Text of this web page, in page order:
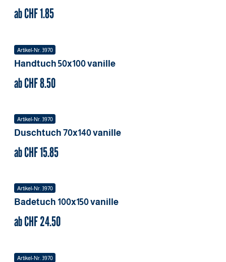
ab CHF1.85
Artikel-Nr. 3970
Handtuch 50x100vanille
ab CHF8.50
Artikel-Nr. 3970
Duschtuch 70x140vanille
ab CHF15.85
Artikel-Nr. 3970
Badetuch 100x150vanille
ab CHF24.50
Artikel-Nr. 3970